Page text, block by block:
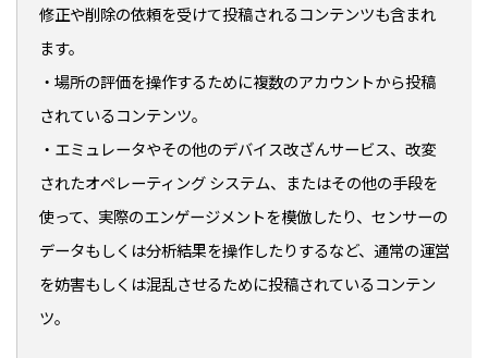
修正や削除の依頼を受けて投稿されるコンテンツも含まれ
ます。
・場所の評価を操作するために複数のアカウントから投稿
されているコンテンツ。
・エミュレータやその他のデバイス改ざんサービス、改変
されたオペレーティング システム、またはその他の手段を
使って、実際のエンゲージメントを模倣したり、センサーの
データもしくは分析結果を操作したりするなど、通常の運営
を妨害もしくは混乱させるために投稿されているコンテン
ツ。